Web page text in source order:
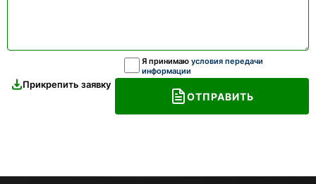
Прикрепить заявку
Я принимаю условия передачи
информации
ОТПРАВИТЬ